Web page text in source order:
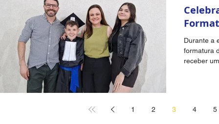
Durante a
formatura
receber
1 2 3 4 5